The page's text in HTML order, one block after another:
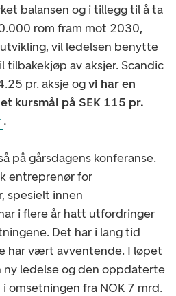
balansen og i tillegg til å ta
rom fram mot 2030,
vil ledelsen benytte
av aksjer. Scandic
pr. aksje ogvi har en
kursmål på SEK 115 pr.
.
på gårsdagens konferanse.
entreprenør for
spesielt innen
i flere år hatt utfordringer
Det har i lang tid
har vært avventende. I løpet
ny ledelse og den oppdaterte
omsetningen fra NOK 7 mrd.